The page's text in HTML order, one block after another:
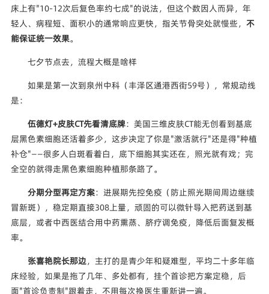
床上有"10-12次后复色率约七成"的说法，但这个数因人而异，年
轻人、病程短、面积小的通常响应更快，指关节骨突处就慢些， 不
能保证统一效果。
七夕节点去，流程大概是啥样
如果是第一次到泉州中科（丰泽区通港西街59号），常规动线
是：
伍德灯+皮肤CT先看清底牌：美国三维皮肤CT能无创看到基底
层黑色素细胞还活着多少，这步决定了你是"激活就行"还是得"种植
补仓"——很多人白斑看着白，底下细胞其实还在，照光就有戏；完
全空的就得走黑色素细胞种植那条路了。
分期分型再定方案：进展期先控免疫（防止照光期间周边继续
冒新斑），稳定期直接308上量，顽固的可以微针导入把药送到基
底层，或者中西医结合用中药熏蒸、脐疗调免疫，降低后面复发概
率。
张喜艳院长那边，主打的是青少年和疑难型，平均二十多年临
床经验，如果是拖了几年、多处都有，挂个首诊把方案定稳，后
面"首诊负责制"跟着走，不用每次换医生重新讲一遍。